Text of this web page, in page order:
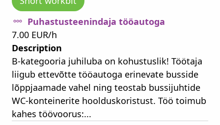
Puhastusteenindaja tööautoga
7.00 EUR/h
Description
B-kategooria juhiluba on kohustuslik! Töötaja
liigub ettevõtte tööautoga erinevate busside
lõppjaamade vahel ning teostab bussijuhtide
WC-konteinerite hoolduskoristust. Töö toimub
kahes töövoorus:...